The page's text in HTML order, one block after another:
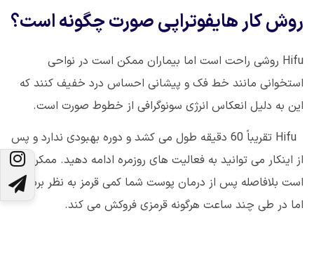
روش کار هایفوتراپی صورت چگونه است؟
Hifu روشی راحت است اما بیماران ممکن است در نواحی
استخوانی مانند خط فک و پیشانی احساس درد خفیف کنند که
این به دلیل انعکاس انرژی سونوگرافی از خطوط صورت است.
Hifu
تقریباً 60 دقیقه طول می کشد و دوره بهبودی ندارد و پس
از اینکار می توانید به فعالیت های روزمره ادامه دهید. ممکن
است بلافاصله پس از درمان پوست شما کمی قرمز به نظر برسد ،
اما در طی چند ساعت هرگونه قرمزی فروکش می کند.